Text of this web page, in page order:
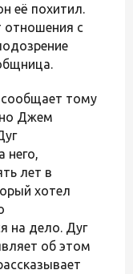
её похитил.
отношения с
тому
но Джем
него,
лет в
хотел
на дело. Дуг
об этом